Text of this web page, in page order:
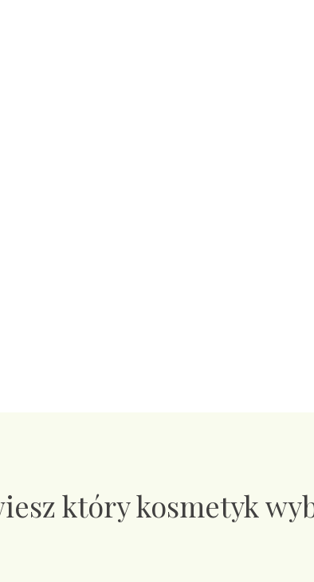
który kosmetyk